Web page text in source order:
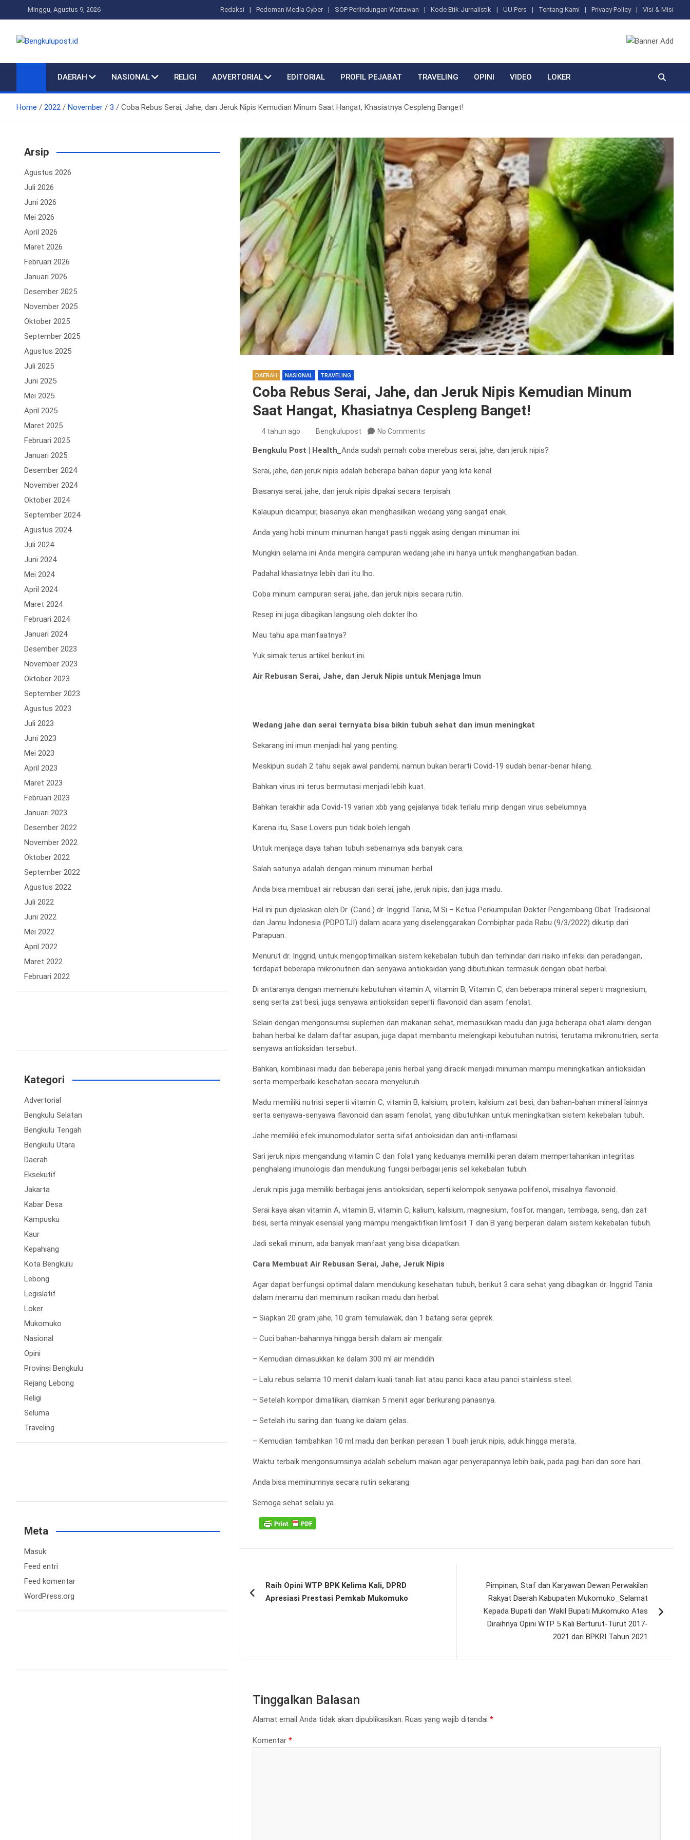
to
Minggu, Agustus 9, 2026 Redaksi Pedoman Media Cyber SOP Perlindungan Wartawan Kode Etik Jurnalistik UU Pers Tentang Kami Privacy Policy Visi & Misi
Bengkulupost.id
DAERAH NASIONAL RELIGI ADVERTORIAL EDITORIAL PROFIL PEJABAT TRAVELING OPINI VIDEO LOKER
Home 2022 November 3 Coba Rebus Serai, Jahe, dan Jeruk Nipis Kemudian Minum Saat Hangat, Khasiatnya Cespleng Banget!
DAERAH NASIONAL TRAVELING
Coba Rebus Serai, Jahe, dan Jeruk Nipis Kemudian Minum
Saat Hangat, Khasiatnya Cespleng Banget!
4 tahun ago Bengkulupost No Comments
Bengkulu Post | Health_ Anda sudah pernah coba merebus serai, jahe, dan jeruk nipis?
Serai, jahe, dan jeruk nipis adalah beberapa bahan dapur yang kita kenal.
Biasanya serai, jahe, dan jeruk nipis dipakai secara terpisah.
Kalaupun dicampur, biasanya akan menghasilkan wedang yang sangat enak.
Anda yang hobi minum minuman hangat pasti nggak asing dengan minuman ini.
Mungkin selama ini Anda mengira campuran wedang jahe ini hanya untuk menghangatkan badan.
Padahal khasiatnya lebih dari itu lho.
Coba minum campuran serai, jahe, dan jeruk nipis secara rutin.
Resep ini juga dibagikan langsung oleh dokter lho.
Mau tahu apa manfaatnya?
Yuk simak terus artikel berikut ini.
Air Rebusan Serai, Jahe, dan Jeruk Nipis untuk Menjaga Imun
Wedang jahe dan serai ternyata bisa bikin tubuh sehat dan imun meningkat
Sekarang ini imun menjadi hal yang penting.
Meskipun sudah 2 tahu sejak awal pandemi, namun bukan berarti Covid-19 sudah benar-benar hilang.
Bahkan virus ini terus bermutasi menjadi lebih kuat.
Bahkan terakhir ada Covid-19 varian xbb yang gejalanya tidak terlalu mirip dengan virus sebelumnya.
Karena itu, Sase Lovers pun tidak boleh lengah.
Untuk menjaga daya tahan tubuh sebenarnya ada banyak cara.
Salah satunya adalah dengan minum minuman herbal.
Anda bisa membuat air rebusan dari serai, jahe, jeruk nipis, dan juga madu.
Hal ini pun dijelaskan oleh Dr. (Cand.) dr. Inggrid Tania, M.Si – Ketua Perkumpulan Dokter Pengembang Obat Tradisional
dan Jamu Indonesia (PDPOTJI) dalam acara yang diselenggarakan Combiphar pada Rabu (9/3/2022) dikutip dari
Parapuan.
Menurut dr. Inggrid, untuk mengoptimalkan sistem kekebalan tubuh dan terhindar dari risiko infeksi dan peradangan,
terdapat beberapa mikronutrien dan senyawa antioksidan yang dibutuhkan termasuk dengan obat herbal.
Di antaranya dengan memenuhi kebutuhan vitamin A, vitamin B, Vitamin C, dan beberapa mineral seperti magnesium,
seng serta zat besi, juga senyawa antioksidan seperti flavonoid dan asam fenolat.
Selain dengan mengonsumsi suplemen dan makanan sehat, memasukkan madu dan juga beberapa obat alami dengan
bahan herbal ke dalam daftar asupan, juga dapat membantu melengkapi kebutuhan nutrisi, terutama mikronutrien, serta
senyawa antioksidan tersebut.
Bahkan, kombinasi madu dan beberapa jenis herbal yang diracik menjadi minuman mampu meningkatkan antioksidan
serta memperbaiki kesehatan secara menyeluruh.
Madu memiliki nutrisi seperti vitamin C, vitamin B, kalsium, protein, kalsium zat besi, dan bahan-bahan mineral lainnya
serta senyawa-senyawa flavonoid dan asam fenolat, yang dibutuhkan untuk meningkatkan sistem kekebalan tubuh.
Jahe memiliki efek imunomodulator serta sifat antioksidan dan anti-inflamasi.
Sari jeruk nipis mengandung vitamin C dan folat yang keduanya memiliki peran dalam mempertahankan integritas
penghalang imunologis dan mendukung fungsi berbagai jenis sel kekebalan tubuh.
Jeruk nipis juga memiliki berbagai jenis antioksidan, seperti kelompok senyawa polifenol, misalnya flavonoid.
Serai kaya akan vitamin A, vitamin B, vitamin C, kalium, kalsium, magnesium, fosfor, mangan, tembaga, seng, dan zat
besi, serta minyak esensial yang mampu mengaktifkan limfosit T dan B yang berperan dalam sistem kekebalan tubuh.
Jadi sekali minum, ada banyak manfaat yang bisa didapatkan.
Cara Membuat Air Rebusan Serai, Jahe, Jeruk Nipis
Agar dapat berfungsi optimal dalam mendukung kesehatan tubuh, berikut 3 cara sehat yang dibagikan dr. Inggrid Tania
dalam meramu dan meminum racikan madu dan herbal.
– Siapkan 20 gram jahe, 10 gram temulawak, dan 1 batang serai geprek.
– Cuci bahan-bahannya hingga bersih dalam air mengalir.
– Kemudian dimasukkan ke dalam 300 ml air mendidih
– Lalu rebus selama 10 menit dalam kuali tanah liat atau panci kaca atau panci stainless steel.
– Setelah kompor dimatikan, diamkan 5 menit agar berkurang panasnya.
– Setelah itu saring dan tuang ke dalam gelas.
– Kemudian tambahkan 10 ml madu dan berikan perasan 1 buah jeruk nipis, aduk hingga merata.
Waktu terbaik mengonsumsinya adalah sebelum makan agar penyerapannya lebih baik, pada pagi hari dan sore hari.
Anda bisa meminumnya secara rutin sekarang.
Semoga sehat selalu ya.
posRaih Opini WTP BPK Kelima Kali, DPRD
Apresiasi Prestasi Pemkab Mukomuko
Pimpinan, Staf dan Karyawan Dewan Perwakilan
Rakyat Daerah Kabupaten Mukomuko_Selamat
Kepada Bupati dan Wakil Bupati Mukomuko Atas
Diraihnya Opini WTP 5 Kali Berturut-Turut 2017-
2021 dari BPKRI Tahun 2021
Tinggalkan Balasan
Alamat email Anda tidak akan dipublikasikan. Ruas yang wajib ditandai *
Komentar *
Arsip
Agustus 2026
Juli 2026
Juni 2026
Mei 2026
April 2026
Maret 2026
Februari 2026
Januari 2026
Desember 2025
November 2025
Oktober 2025
September 2025
Agustus 2025
Juli 2025
Juni 2025
Mei 2025
April 2025
Maret 2025
Februari 2025
Januari 2025
Desember 2024
November 2024
Oktober 2024
September 2024
Agustus 2024
Juli 2024
Juni 2024
Mei 2024
April 2024
Maret 2024
Februari 2024
Januari 2024
Desember 2023
November 2023
Oktober 2023
September 2023
Agustus 2023
Juli 2023
Juni 2023
Mei 2023
April 2023
Maret 2023
Februari 2023
Januari 2023
Desember 2022
November 2022
Oktober 2022
September 2022
Agustus 2022
Juli 2022
Juni 2022
Mei 2022
April 2022
Maret 2022
Februari 2022
Kategori
Advertorial
Bengkulu Selatan
Bengkulu Tengah
Bengkulu Utara
Daerah
Eksekutif
Jakarta
Kabar Desa
Kampusku
Kaur
Kepahiang
Kota Bengkulu
Lebong
Legislatif
Loker
Mukomuko
Nasional
Opini
Provinsi Bengkulu
Rejang Lebong
Religi
Seluma
Traveling
Meta
Masuk
Feed entri
Feed komentar
WordPress.org